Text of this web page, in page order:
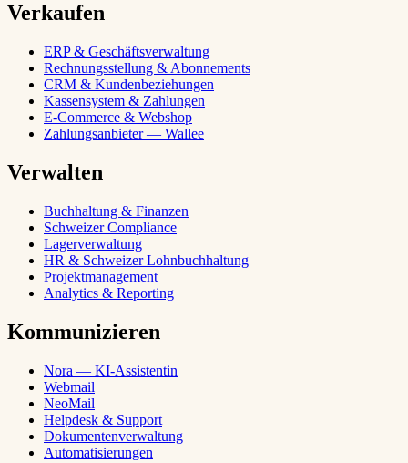
Verkaufen
ERP & Geschäftsverwaltung
Rechnungsstellung & Abonnements
CRM & Kundenbeziehungen
Kassensystem & Zahlungen
E-Commerce & Webshop
Zahlungsanbieter — Wallee
Verwalten
Buchhaltung & Finanzen
Schweizer Compliance
Lagerverwaltung
HR & Schweizer Lohnbuchhaltung
Projektmanagement
Analytics & Reporting
Kommunizieren
Nora — KI-Assistentin
Webmail
NeoMail
Helpdesk & Support
Dokumentenverwaltung
Automatisierungen